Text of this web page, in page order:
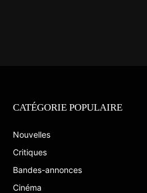
CATÉGORIE POPULAIRE
Nouvelles
Critiques
Bandes-annonces
Cinéma